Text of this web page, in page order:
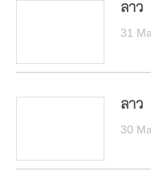
ลาว
31
ลาว
30